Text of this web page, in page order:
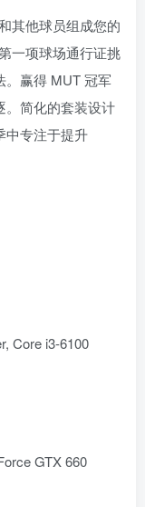
其他球员组成您的
一项球场通行证挑
。赢得 MUT 冠军
。简化的套装设计
中专注于提升
Core i3-6100
GTX 660